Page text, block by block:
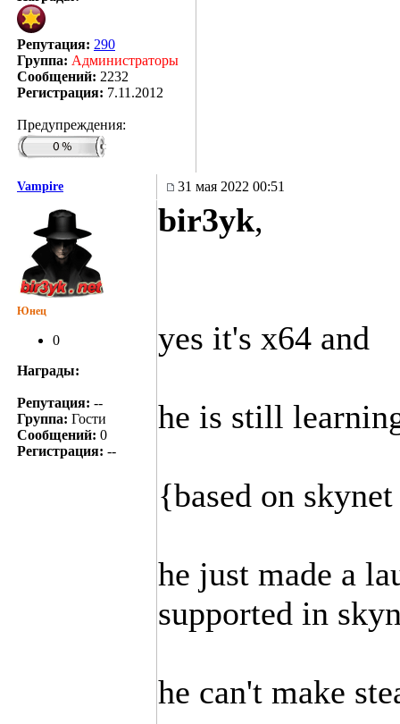
Репутация: 290
Группа: Администраторы
Сообщений: 2232
Регистрация: 7.11.2012
Предупреждения:
Vampire 31 мая 2022 00:51
Юнец
0
Награды:
Репутация: --
Группа: Гости
Сообщений: 0
Регистрация: --
bir3yk,
yes it's x64 and
he is still
{based on
he just made a
supported in
he can't make